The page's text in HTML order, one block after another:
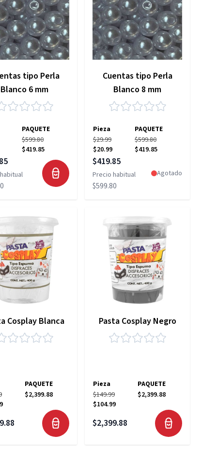
tipo Perla
Blanco 6 mm
PAQUETE
$599.80
$419.85
Cuentas tipo Perla
Blanco 8 mm
Pieza
PAQUETE
$29.99
$20.99
$599.80
$419.85
Precio especial
$419.85
Precio habitual
$599.80
Agotado
Cosplay Blanca
PAQUETE
$2,399.88
Pasta Cosplay Negro
Pieza
PAQUETE
$149.99
$104.99
$2,399.88
$2,399.88